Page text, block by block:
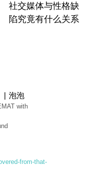
社交媒体与性格缺
陷究竟有什么关系
| 泡泡
with
from-that-